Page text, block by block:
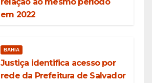
em 2022
BAHIA
Justiça identifica acesso por
rede da Prefeitura de Salvador